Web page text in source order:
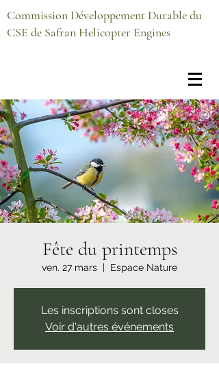
Commission Développement Durable du
CSE de Safran Helicopter Engines
Fête du printemps
ven. 27 mars
  |
Espace Nature
Les inscriptions sont closes
Voir d'autres événements